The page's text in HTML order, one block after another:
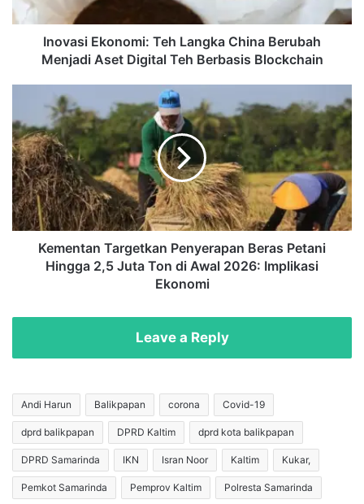
k
:
T
e
h
L
a
n
e
r
b
M
Inovasi Ekonomi: Teh Langka China Berubah
Menjadi Aset Digital Teh Berbasis Blockchain
m
e
n
t
a
n
T
t
n
e
r
Kementan Targetkan Penyerapan Beras Petani
Hingga 2,5 Juta Ton di Awal 2026: Implikasi
Ekonomi
Leave a Reply
Andi Harun Balikpapan corona Covid-19
dprd balikpapan DPRD Kaltim dprd kota balikpapan
DPRD Samarinda IKN Isran Noor Kaltim Kukar,
Pemkot Samarinda Pemprov Kaltim Polresta Samarinda